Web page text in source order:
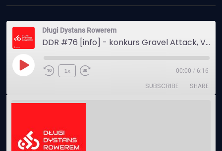
Długi Dystans Rowerem
DDR #76 [info] - konkurs Gravel Attack, Varmia Gravel, Bike Expo, Inspire India Ultra Race
Play
1x 00:00 / 6:16
SUBSCRIBE SHARE